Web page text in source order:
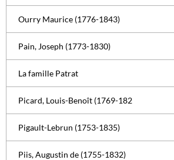
Ourry Maurice (1776-1843)
Pain, Joseph (1773-1830)
La famille Patrat
Picard, Louis-Benoît (1769-182
Pigault-Lebrun (1753-1835)
Piis, Augustin de (1755-1832)